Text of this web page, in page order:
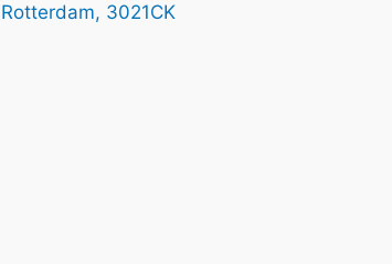
Rotterdam, 3021CK